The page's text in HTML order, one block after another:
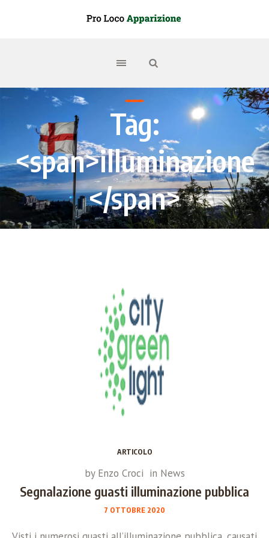
Tag:
<span>illuminazione
</span>
ARTICOLO
by Enzo Croci in News
Segnalazione guasti illuminazione pubblica
7 OTTOBRE 2020